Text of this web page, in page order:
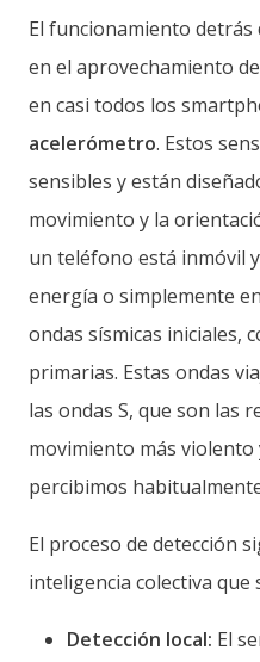
El funcionamiento detrás
en el aprovechamiento
en casi todos los
acelerómetro. Estos
sensibles y están
movimiento y la
un teléfono está inmóvil
energía o simplemente
ondas sísmicas iniciales,
primarias. Estas ondas
las ondas S, que son las
movimiento más
percibimos
El proceso de detección
inteligencia colectiva que
Detección local: El